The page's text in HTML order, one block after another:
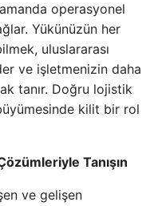
operasyonel
Yükünüzün her
uluslararası
ve işletmenizin daha
tanır. Doğru lojistik
kilit bir rol
Tanışın
ve gelişen